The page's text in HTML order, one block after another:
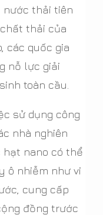
nước thải tiên
thải của
các quốc gia
nỗ lực giải
toàn cầu.
sử dụng công
nhà nghiên
hạt nano có thể
ô nhiễm như vi
cung cấp
đồng trước